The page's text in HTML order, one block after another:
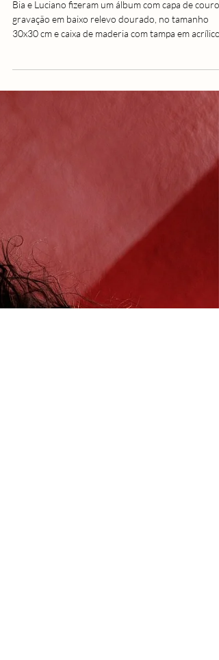
Casamento com capa de couro
Bia e Luciano fizeram um álbum com capa de couro
gravação em baixo relevo dourado, no tamanho
30x30 cm e caixa de maderia com tampa em acrílico.